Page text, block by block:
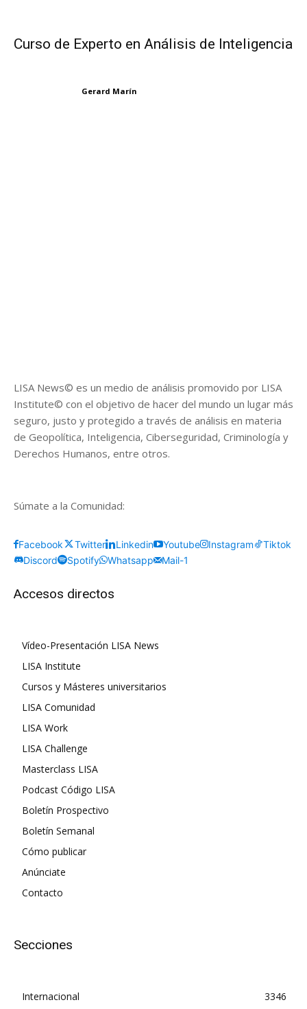
Curso de Experto en Análisis de Inteligencia
Gerard Marín
LISA News© es un medio de análisis promovido por LISA
Institute© con el objetivo de hacer del mundo un lugar más
seguro, justo y protegido a través de análisis en materia
de Geopolítica, Inteligencia, Ciberseguridad, Criminología y
Derechos Humanos, entre otros.
Súmate a la Comunidad:
Facebook Twitter Linkedin Youtube Instagram
Tiktok
Discord
Spotify Whatsapp Mail-1
Accesos directos
Vídeo-Presentación LISA News
LISA Institute
Cursos y Másteres universitarios
LISA Comunidad
LISA Work
LISA Challenge
Masterclass LISA
Podcast Código LISA
Boletín Prospectivo
Boletín Semanal
Cómo publicar
Anúnciate
Contacto
Secciones
Internacional
3346